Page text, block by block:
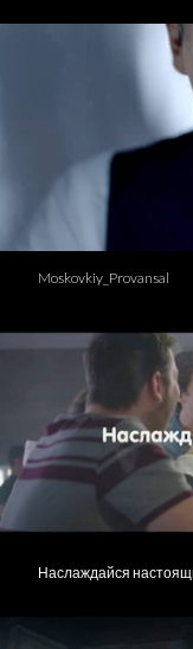
Moskovkiy_Provansal
Наслаждайся